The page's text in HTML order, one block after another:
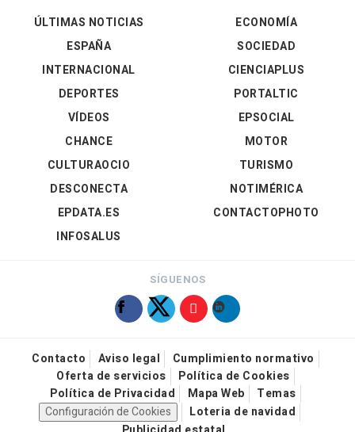
ÚLTIMAS NOTICIAS
ESPAÑA
INTERNACIONAL
DEPORTES
VÍDEOS
ECONOMÍA
SOCIEDAD
CIENCIAPLUS
PORTALTIC
EPSOCIAL
CHANCE
CULTURAOCIO
DESCONECTA
EPDATA.ES
INFOSALUS
MOTOR
TURISMO
NOTIMÉRICA
CONTACTOPHOTO
SÍGUENOS
Contacto Aviso legal
Cumplimiento normativo
Oferta de servicios
Política de Cookies
Política de Privacidad
Mapa Web
Temas
Configuración de Cookies
Loteria de navidad